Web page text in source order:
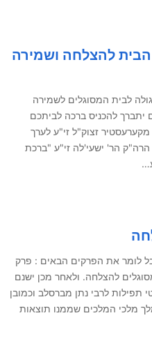
להצלחה ושמירה
לבית המסוגלים לשמירה
יתברך להכניס ברכה לביתכם
זצוק"ל זי"ע לערך
הר' ישעי'לה זי"ע "ברכת
לומר את הפרקים הבאים : פרק
להצלחה. ולאחר מכן ישנם
תפילות לרבי נתן מברסלב וכמובן
מלכי המלכים שממנו תוצאות